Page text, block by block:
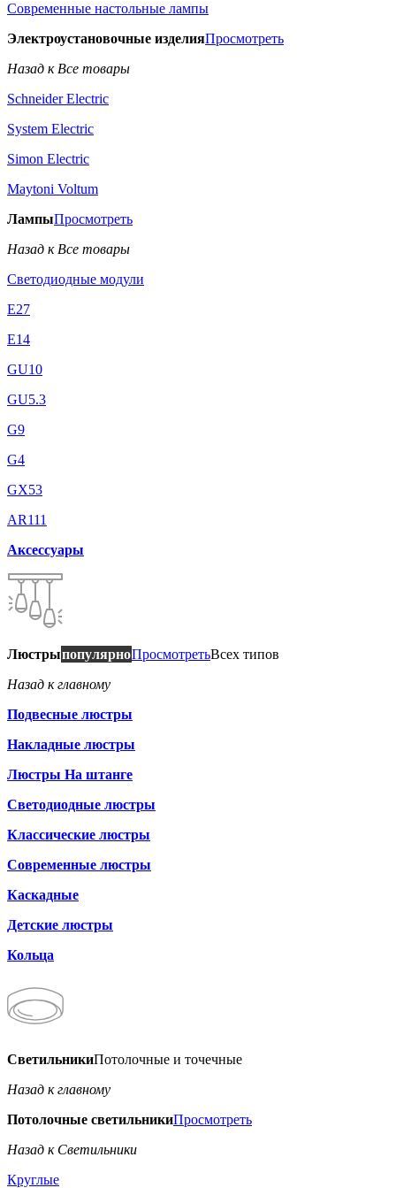
Современные настольные лампы
Электроустановочные изделияПросмотреть
Назад к Все товары
Schneider Electric
System Electric
Simon Electric
Maytoni Voltum
ЛампыПросмотреть
Назад к Все товары
Светодиодные модули
E27
E14
GU10
GU5.3
G9
G4
GX53
AR111
Аксессуары
ЛюстрыпопулярноПросмотретьВсех типов
Назад к главному
Подвесные люстры
Накладные люстры
Люстры На штанге
Светодиодные люстры
Классические люстры
Современные люстры
Каскадные
Детские люстры
Кольца
СветильникиПотолочные и точечные
Назад к главному
Потолочные светильникиПросмотреть
Назад к Светильники
Круглые